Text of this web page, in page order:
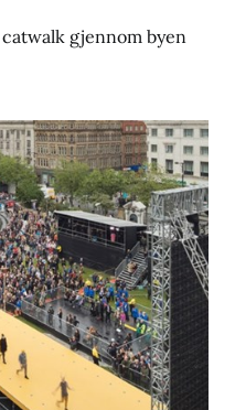
gjennom byen